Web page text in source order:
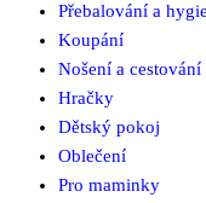
Přebalování a
Koupání
Nošení a cestování
Hračky
Dětský pokoj
Oblečení
Pro maminky